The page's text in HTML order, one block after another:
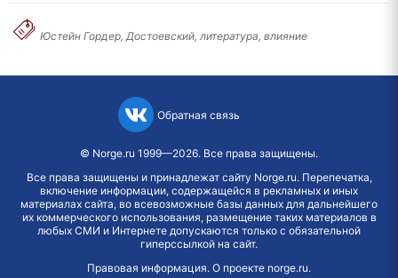
Юстейн Гордер, Достоевский, литература, влияние
Обратная связь
© Norge.ru 1999—2026. Все права защищены.
Все права защищены и принадлежат сайту Norge.ru. Перепечатка,
включение информации, содержащейся в рекламных и иных
материалах сайта, во всевозможные базы данных для дальнейшего
их коммерческого использования, размещение таких материалов в
любых СМИ и Интернете допускаются только с обязательной
гиперссылкой на сайт.
Правовая информация. О проекте norge.ru.